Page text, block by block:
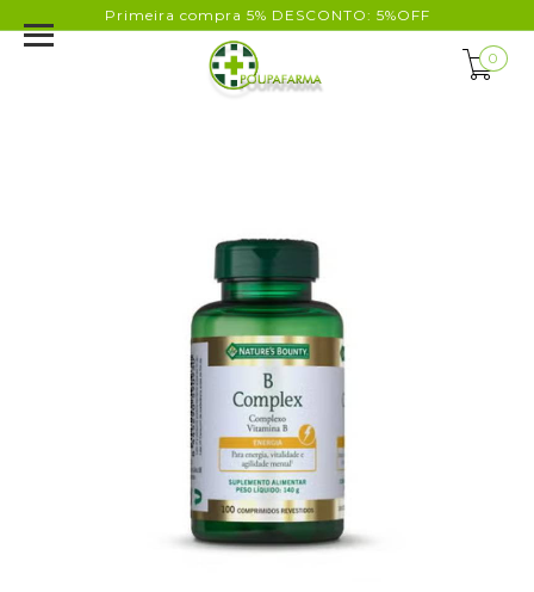
Primeira compra 5% DESCONTO: 5%OFF
0